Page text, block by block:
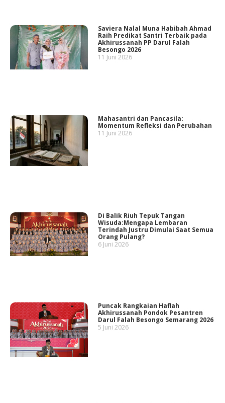
Saviera Nalal Muna Habibah Ahmad
Raih Predikat Santri Terbaik pada
Akhirussanah PP Darul Falah
Besongo 2026
11 Juni 2026
Mahasantri dan Pancasila:
Momentum Refleksi dan Perubahan
11 Juni 2026
Di Balik Riuh Tepuk Tangan
Wisuda:Mengapa Lembaran
Terindah Justru Dimulai Saat Semua
Orang Pulang?
6 Juni 2026
Puncak Rangkaian Haflah
Akhirussanah Pondok Pesantren
Darul Falah Besongo Semarang 2026
5 Juni 2026